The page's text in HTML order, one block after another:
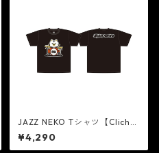
JAZZ NEKO Tシャツ【Cliché
On Drums】
¥4,290